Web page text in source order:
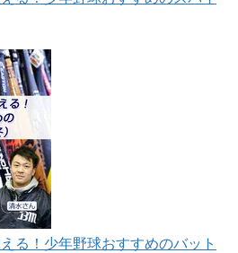
る！少年野球おすすめのバット